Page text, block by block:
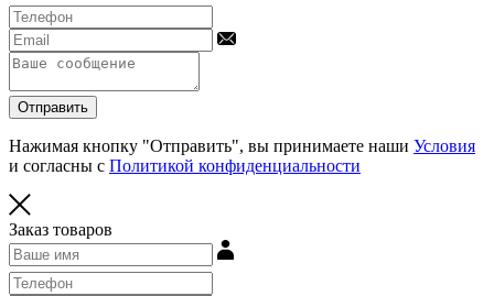
Отправить
Нажимая кнопку "Отправить", вы принимаете наши Условия
и согласны с Политикой конфиденциальности
Заказ товаров